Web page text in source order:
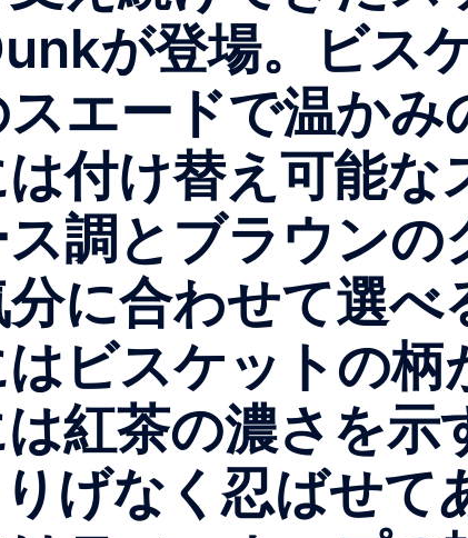
が登場。ビス
エードで温かみ
付け替え可能な
調とブラウンの
に合わせて選べ
ビスケットの柄
紅茶の濃さを
げなく忍ばせて